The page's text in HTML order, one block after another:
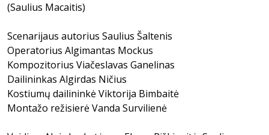
(Saulius Macaitis)
Scenarijaus autorius Saulius Šaltenis
Operatorius Algimantas Mockus
Kompozitorius Viačeslavas Ganelinas
Dailininkas Algirdas Ničius
Kostiumų dailininkė Viktorija Bimbaitė
Montažo režisierė Vanda Survilienė